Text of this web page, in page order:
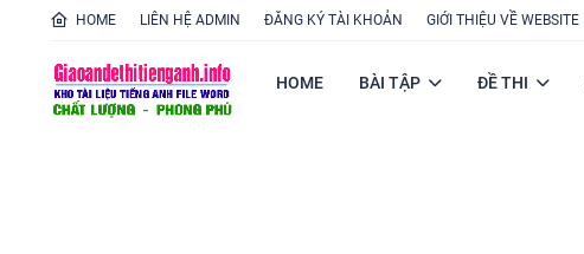
HOME LIÊN HỆ ADMIN ĐĂNG KÝ TÀI KHOẢN GIỚI THIỆU VỀ WEBSITE
HOME BÀI TẬP ĐỀ THI